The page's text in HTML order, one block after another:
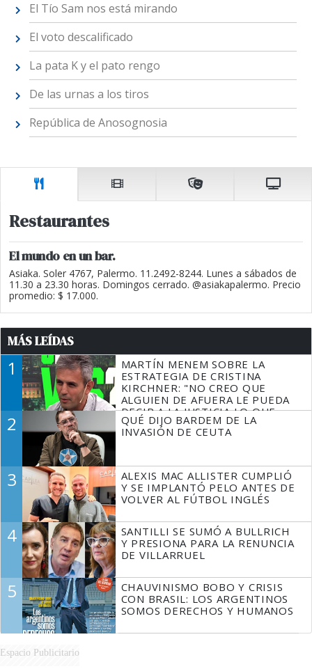
El Tío Sam nos está mirando
El voto descalificado
La pata K y el pato rengo
De las urnas a los tiros
República de Anosognosia
Restaurantes
El mundo en un bar.
Asiaka. Soler 4767, Palermo. 11.2492-8244. Lunes a sábados de
11.30 a 23.30 horas. Domingos cerrado. @asiakapalermo. Precio
promedio: $ 17.000.
MÁS LEÍDAS
1
MARTÍN MENEM SOBRE LA
ESTRATEGIA DE CRISTINA
KIRCHNER: "NO CREO QUE
ALGUIEN DE AFUERA LE PUEDA
DECIR A LA JUSTICIA LO QUE
TIENE QUE HACER"
2
QUÉ DIJO BARDEM DE LA
INVASIÓN DE CEUTA
3
ALEXIS MAC ALLISTER CUMPLIÓ
Y SE IMPLANTÓ PELO ANTES DE
VOLVER AL FÚTBOL INGLÉS
4
SANTILLI SE SUMÓ A BULLRICH
Y PRESIONA PARA LA RENUNCIA
DE VILLARRUEL
5
CHAUVINISMO BOBO Y CRISIS
CON BRASIL: LOS ARGENTINOS
SOMOS DERECHOS Y HUMANOS
Espacio Publicitario